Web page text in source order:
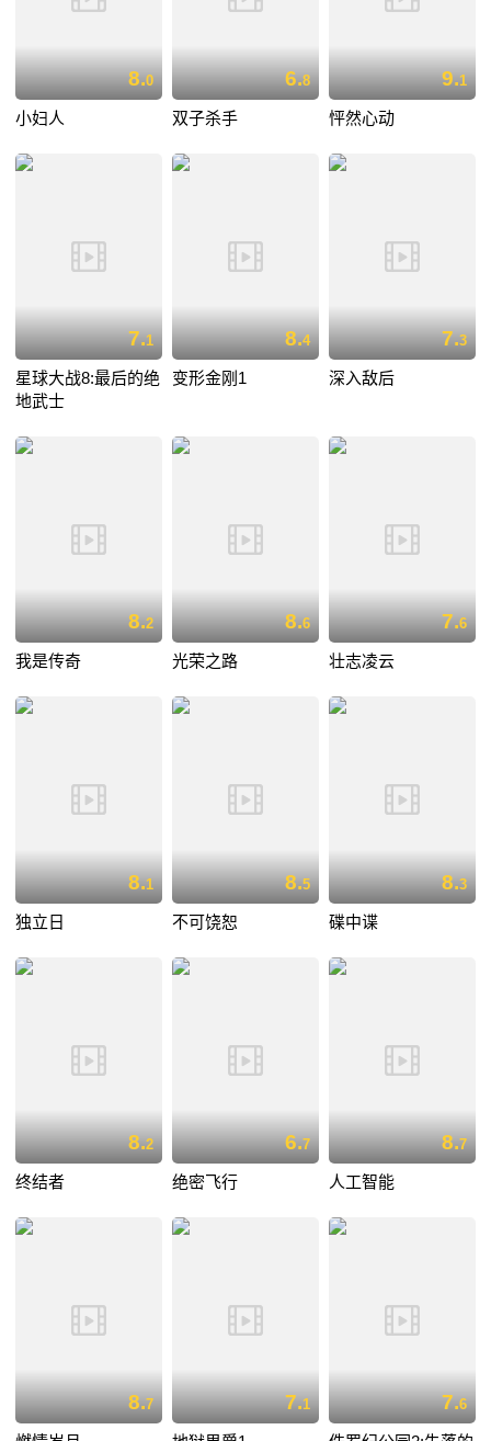
8.0
小妇人
6.8
双子杀手
9.1
怦然心动
7.1
星球大战8:最后的绝
地武士
8.4
变形金刚1
7.3
深入敌后
8.2
我是传奇
8.6
光荣之路
7.6
壮志凌云
8.1
独立日
8.5
不可饶恕
8.3
碟中谍
8.2
终结者
6.7
绝密飞行
8.7
人工智能
8.7 7.1 7.6